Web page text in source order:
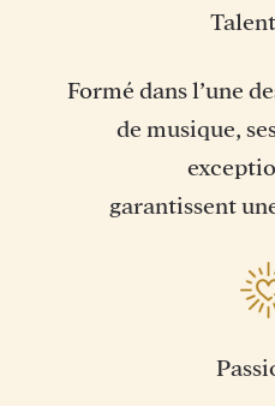
Formé dans l’une
de musique,
garantissent